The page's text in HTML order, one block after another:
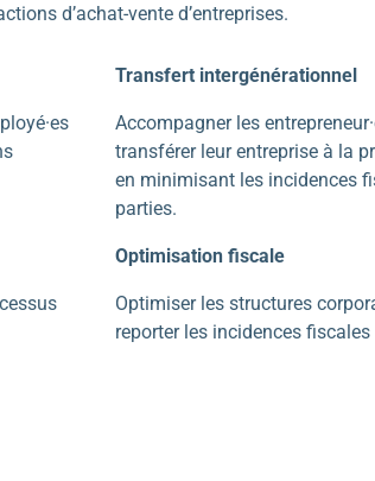
d’achat-vente d’entreprises.
Transfert intergénérationnel
Accompagner les
transférer leur entreprise à la
en minimisant les incidences
parties.
Optimisation fiscale
Optimiser les structures
reporter les incidences